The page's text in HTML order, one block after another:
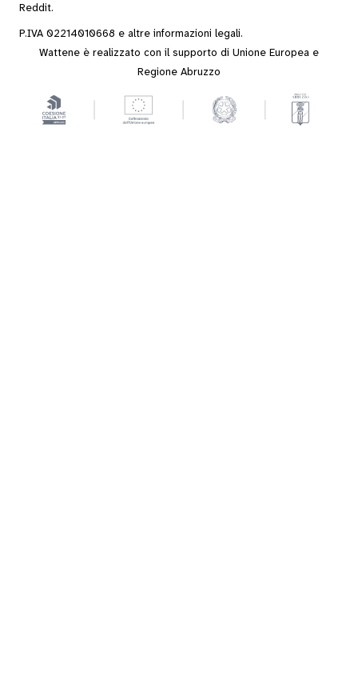
Reddit.
P.IVA 02214010668 e altre informazioni legali.
Wattene è realizzato con il supporto di Unione Europea e
Regione Abruzzo